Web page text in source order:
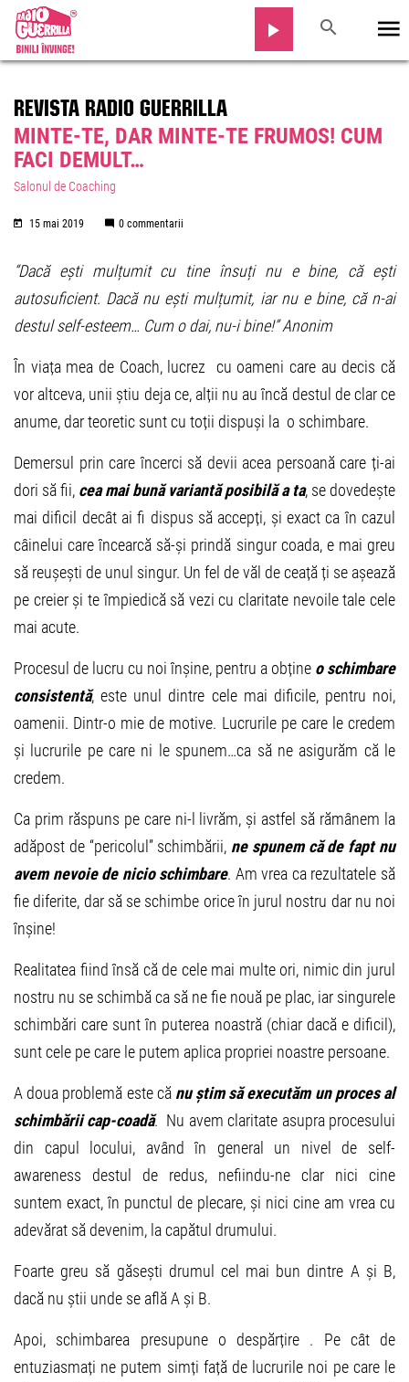
REVISTA RADIO GUERRILLA
MINTE-TE, DAR MINTE-TE FRUMOS! CUM
FACI DEMULT…
Salonul de Coaching
15 mai 2019 0 commentarii
“Dacă ești mulțumit cu tine însuți nu e bine, că ești
autosuficient. Dacă nu ești mulțumit, iar nu e bine, că n-ai
destul self-esteem… Cum o dai, nu-i bine!” Anonim
În viața mea de Coach, lucrez cu oameni care au decis că
vor altceva, unii știu deja ce, alții nu au încă destul de clar ce
anume, dar teoretic sunt cu toții dispuși la o schimbare.
Demersul prin care încerci să devii acea persoană care ți-ai
dori să fii, cea mai bună variantă posibilă a ta, se dovedește
mai dificil decât ai fi dispus să accepți, și exact ca în cazul
câinelui care încearcă să-și prindă singur coada, e mai greu
să reușești de unul singur. Un fel de văl de ceață ți se așează
pe creier și te împiedică să vezi cu claritate nevoile tale cele
mai acute.
Procesul de lucru cu noi înșine, pentru a obține o schimbare
consistentă, este unul dintre cele mai dificile, pentru noi,
oamenii. Dintr-o mie de motive. Lucrurile pe care le credem
și lucrurile pe care ni le spunem…ca să ne asigurăm că le
credem.
Ca prim răspuns pe care ni-l livrăm, și astfel să rămânem la
adăpost de “pericolul” schimbării, ne spunem că de fapt nu
avem nevoie de nicio schimbare. Am vrea ca rezultatele să
fie diferite, dar să se schimbe orice în jurul nostru dar nu noi
înșine!
Realitatea fiind însă că de cele mai multe ori, nimic din jurul
nostru nu se schimbă ca să ne fie nouă pe plac, iar singurele
schimbări care sunt în puterea noastră (chiar dacă e dificil),
sunt cele pe care le putem aplica propriei noastre persoane.
A doua problemă este cănu știm să executăm un proces al
schimbării cap-coadă. Nu avem claritate asupra procesului
din capul locului, având în general un nivel de self-
awareness destul de redus, nefiindu-ne clar nici cine
suntem exact, în punctul de plecare, și nici cine am vrea cu
adevărat să devenim, la capătul drumului.
Foarte greu să găsești drumul cel mai bun dintre A și B,
dacă nu știi unde se află A și B.
Apoi, schimbarea presupune o despărțire . Pe cât de
entuziasmați ne putem simți față de lucrurile noi pe care le